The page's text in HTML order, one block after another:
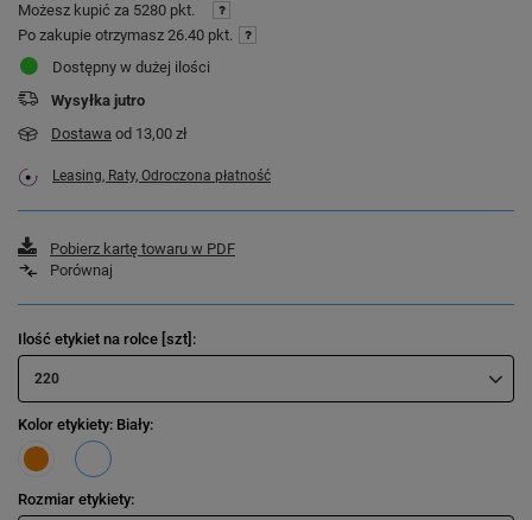
Możesz kupić za 5280 pkt.
Po zakupie otrzymasz 26.40 pkt.
Dostępny w dużej ilości
Wysyłka jutro
Dostawa od 13,00 zł
Leasing, Raty, Odroczona płatność
Pobierz kartę towaru w PDF
Porównaj
Ilość etykiet na rolce [szt]
220
Kolor etykiety: Biały
Rozmiar etykiety